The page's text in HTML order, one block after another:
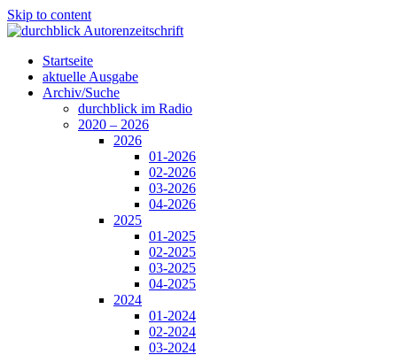
Skip to content
Startseite
aktuelle Ausgabe
Archiv/Suche
durchblick im Radio
2020 – 2026
2026
01-2026
02-2026
03-2026
04-2026
2025
01-2025
02-2025
03-2025
04-2025
2024
01-2024
02-2024
03-2024